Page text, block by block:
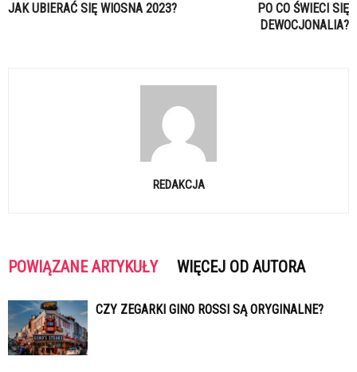
JAK UBIERAĆ SIĘ WIOSNA 2023?
PO CO ŚWIECI SIĘ
DEWOCJONALIA?
REDAKCJA
POWIĄZANE ARTYKUŁY WIĘCEJ OD AUTORA
CZY ZEGARKI GINO ROSSI SĄ ORYGINALNE?